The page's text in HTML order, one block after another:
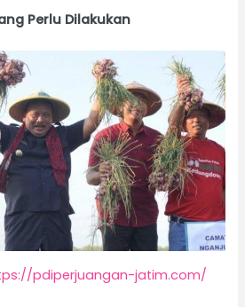
Perlu Dilakukan
pdiperjuangan-jatim.com/